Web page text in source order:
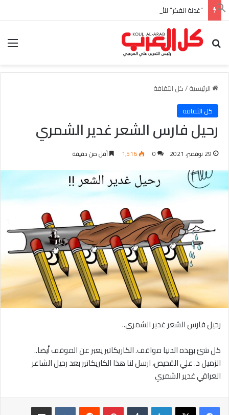
“غدنة الفكر” للأديب السعودي احمد بن عبدالله العبدالنبي
بحث عن
الرئيسية/كل الثقافة
كل الثقافة
رحيل فارس الشعر غدير الشمري
29 نوفمبر، 2021 0 1٬516 أقل من دقيقة
رحيل فارس الشعر غدير الشمري..
كل شئ بهذه الدنيا مواقف. الكاريكاتير يعبر عن الموقف أيضا..
الزميل د. علي القحيص، ارسل لنا هذا الكاريكاتير بعد رحيل الشاعر
العراقي غدير الشمري
لينكدإن بينتيريست
مشاركة عبر البريد